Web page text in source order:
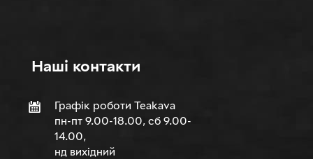
Нашi контакти
Графік роботи Teakava
пн-пт 9.00-18.00, сб 9.00-
14.00,
нд вихідний